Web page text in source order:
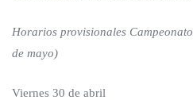
Horarios provisionales
de mayo)
Viernes 30 de abril